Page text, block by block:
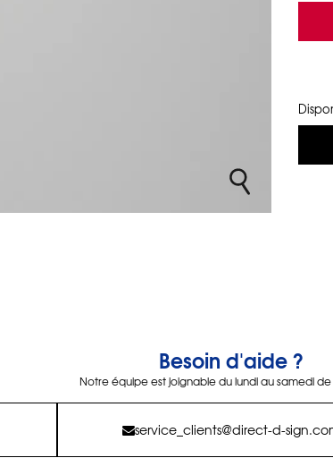
Besoin d'aide ?
Notre équipe est joignable du lundi au samedi de
service_clients@direct-d-